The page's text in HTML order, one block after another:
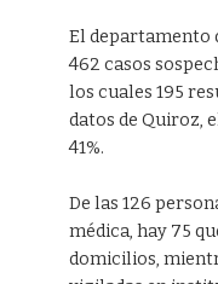
El departamento
462 casos
los cuales 195
datos de Quiroz,
41%.
De las 126
médica, hay 75
domicilios,